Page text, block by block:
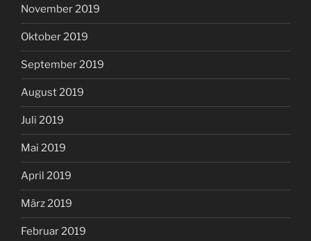
November 2019
Oktober 2019
September 2019
August 2019
Juli 2019
Mai 2019
April 2019
März 2019
Februar 2019